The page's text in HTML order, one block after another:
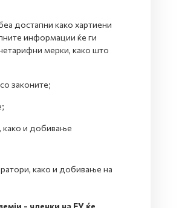
достапни како хартиени
информации ќе ги
мерки, како што
законите;
како и добивање
како и добивање на
- членки на ЕУ ќе